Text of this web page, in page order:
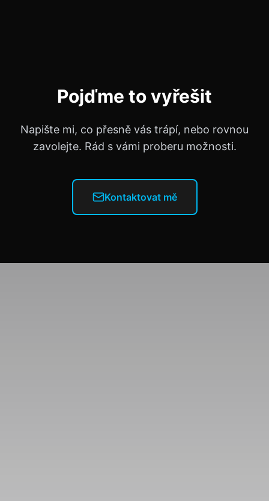
Pojďme to vyřešit
Napište mi, co přesně vás trápí, nebo rovnou
zavolejte. Rád s vámi proberu možnosti.
Kontaktovat mě